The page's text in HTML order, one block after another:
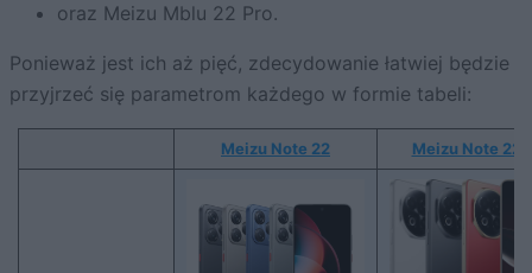
oraz Meizu Mblu 22 Pro.
Ponieważ jest ich aż pięć, zdecydowanie łatwiej będzie
przyjrzeć się parametrom każdego w formie tabeli:
Meizu Note 22 Meizu Note 22